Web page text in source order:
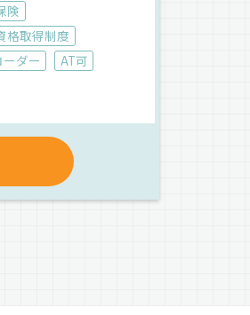
険
格取得制度
ーダー
AT可